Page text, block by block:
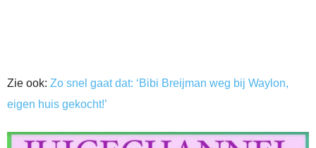
Zie ook: Zo snel gaat dat: ‘Bibi Breijman weg bij Waylon,
eigen huis gekocht!’